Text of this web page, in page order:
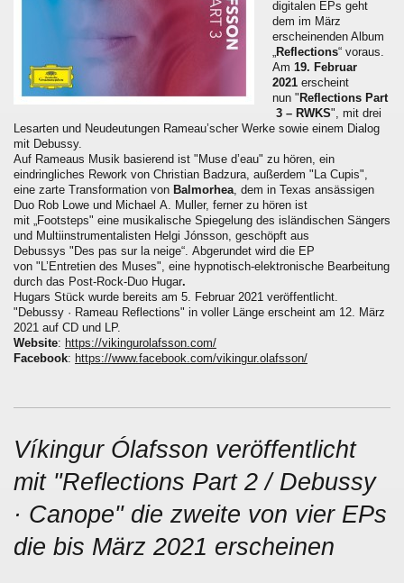
digitalen EPs geht
dem im März
erscheinenden Album
Reflections“ voraus.
Am 19. Februar
2021 erscheint
nun "Reflections Part
3 – RWKS", mit drei
Lesarten und Neudeutungen Rameau’scher Werke sowie einem Dialog
mit Debussy.
Auf Rameaus Musik basierend ist "Muse d’eau" zu hören, ein
eindringliches Rework von Christian Badzura, außerdem "La Cupis",
eine zarte Transformation von Balmorhea , dem in Texas ansässigen
Duo Rob Lowe und Michael A. Muller, ferner zu hören ist
mit „Footsteps" eine musikalische Spiegelung des isländischen Sängers
und Multiinstrumentalisten Helgi Jónsson, geschöpft aus
Debussys "Des pas sur la neige“. Abgerundet wird die EP
von "L’Entretien des Muses", eine hypnotisch-elektronische Bearbeitung
durch das Post-Rock-Duo Hugar.
Hugars Stück wurde bereits am 5. Februar 2021 veröffentlicht.
"Debussy · Rameau Reflections" in voller Länge erscheint am 12. März
2021 auf CD und LP.
Website: https://vikingurolafsson.com/
Facebook: https://www.facebook.com/vikingur.olafsson/
Víkingur Ólafsson veröffentlicht
mit "Reflections Part 2 / Debussy
· Canope" die zweite von vier EPs
die bis März 2021 erscheinen